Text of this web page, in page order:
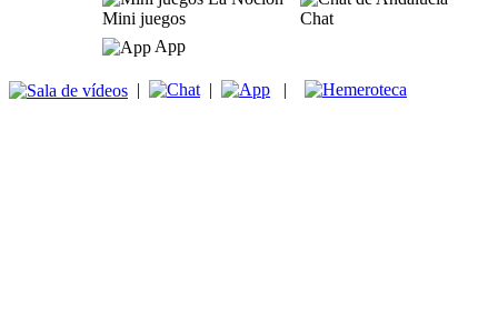
Mini juegos
Chat
App
| | |